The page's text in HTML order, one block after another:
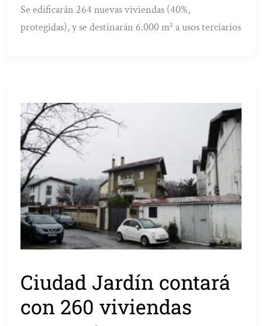
Se edificarán 264 nuevas viviendas (40%,
protegidas), y se destinarán 6.000 m² a usos terciarios
Ciudad Jardín contará
con 260 viviendas